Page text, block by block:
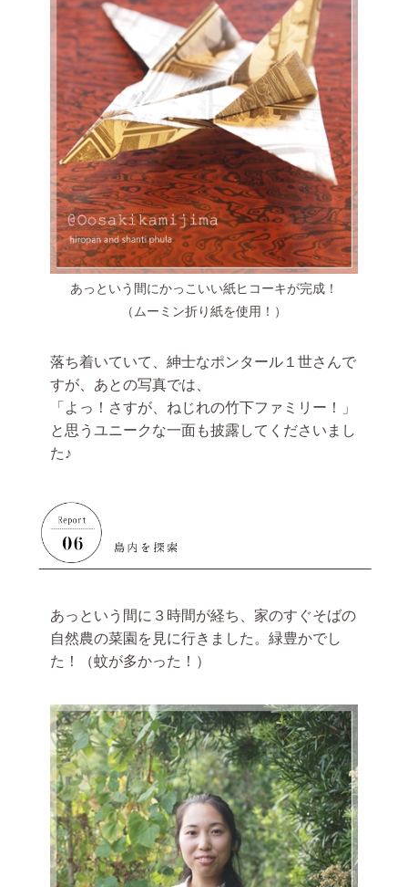
あっという間にかっこいい紙ヒコーキが完成！
（ムーミン折り紙を使用！）
落ち着いていて、紳士なポンタール１世さんで
すが、あとの写真では、
「よっ！さすが、ねじれの竹下ファミリー！」
と思うユニークな一面も披露してくださいまし
た♪
あっという間に３時間が経ち、家のすぐそばの
自然農の菜園を見に行きました。緑豊かでし
た！（蚊が多かった！）